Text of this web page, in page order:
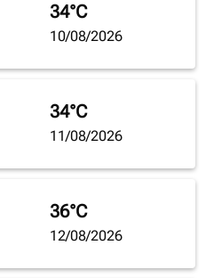
34°C
10/08/2026
34°C
11/08/2026
36°C
12/08/2026